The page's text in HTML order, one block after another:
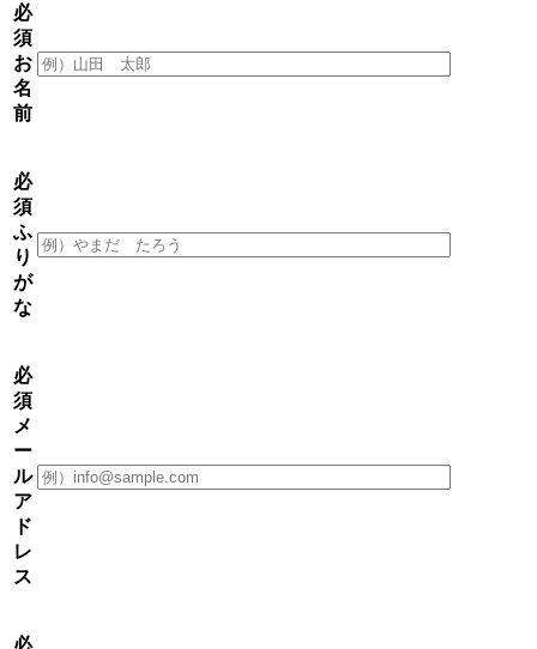
必
須
お
名
前
必
須
ふ
り
が
な
必
須
メ
ー
ル
ア
ド
レ
ス
必